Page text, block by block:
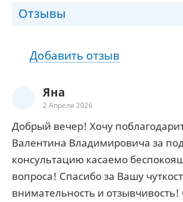
Отзывы
Добавить отзыв
Яна
2 Апреля 2026
Добрый вечер! Хочу
Валентина Владимировича за
консультацию касаемо
вопроса! Спасибо за Вашу
внимательность и